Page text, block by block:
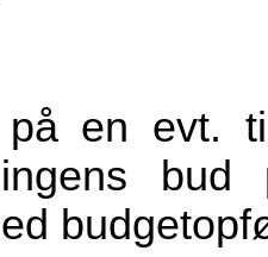
på en evt.